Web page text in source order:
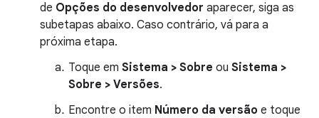
de Opções do desenvolvedor aparecer, siga as
subetapas abaixo. Caso contrário, vá para a
próxima etapa.
Toque em Sistema > Sobre ou Sistema >
Sobre > Versões.
Encontre o item Número da versão e toque